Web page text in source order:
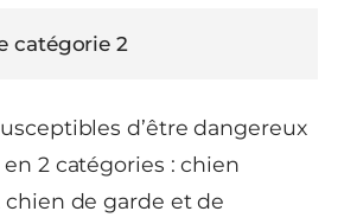
d’être dangereux
2 catégories : chien
chien de garde et de
catégorie 2